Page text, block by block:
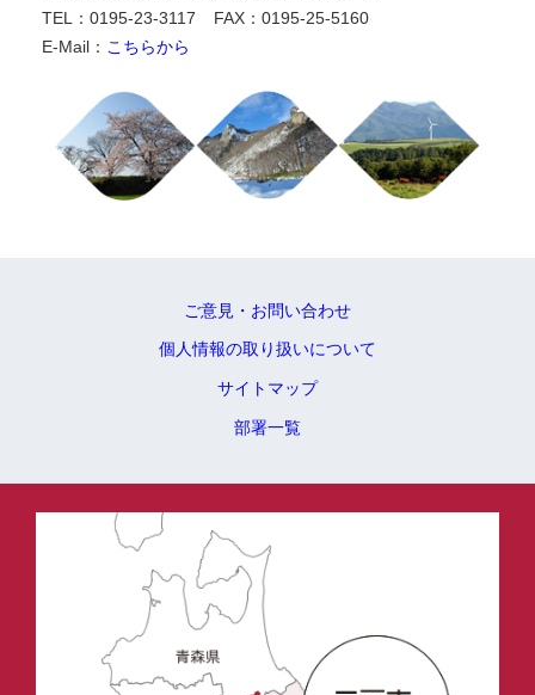
TEL：0195-23-3117
FAX：0195-25-5160
E-Mail： こちらから
ご意見・お問い合わせ
個人情報の取り扱いについて
サイトマップ
部署一覧